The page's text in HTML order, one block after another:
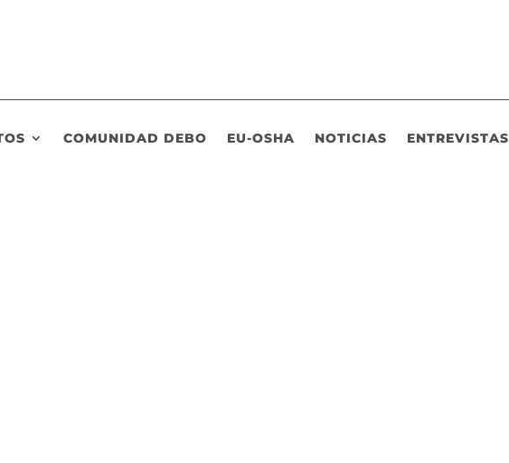
COMUNIDAD DEBO EU-OSHA NOTICIAS ENTREVISTAS